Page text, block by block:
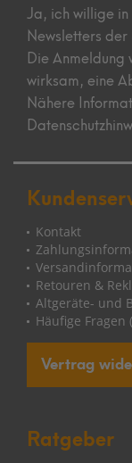
Ja, ich willige
Newsletters
Die
wirksam, eine
Nähere
Kontakt
Retouren &
Altgeräte- und
Häufige Fragen
Vertrag
Ratgeber